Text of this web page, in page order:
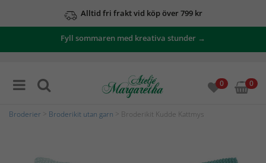
Alltid fri frakt vid köp över 799 kr
Fyll sommaren med kreativa stunder →
0 0
Broderier Broderikit utan garn > Broderikit Kudde Kattmys